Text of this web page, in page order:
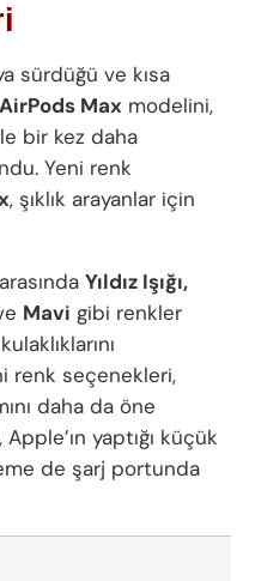
sürdüğü ve kısa
AirPods Max modelini,
bir kez daha
Yeni renk
, şıklık arayanlar için
arasında Yıldız Işığı,
Mavi gibi renkler
renk seçenekleri,
daha da öne
Apple’ın yaptığı küçük
de şarj portunda